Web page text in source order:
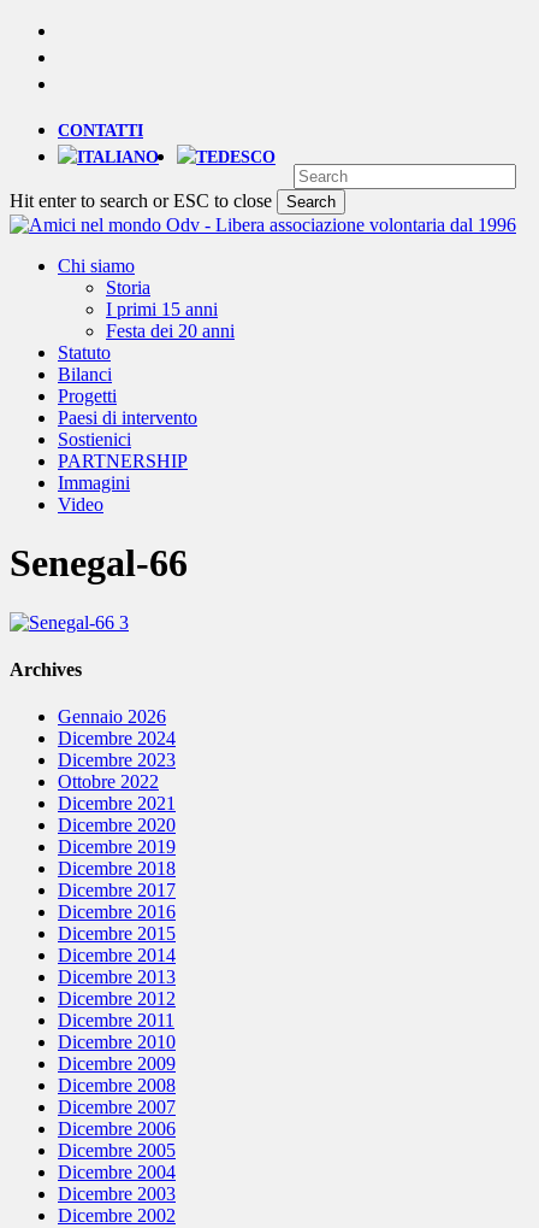
Skip
content
CONTATTI
Hit enter to search or ESC to close Search
Close
Menu
Chi siamo
Storia
I primi 15 anni
Festa dei 20 anni
Statuto
Bilanci
Progetti
Paesi di intervento
Sostienici
PARTNERSHIP
Immagini
Video
Senegal-66
Archives
Gennaio 2026
Dicembre 2024
Dicembre 2023
Ottobre 2022
Dicembre 2021
Dicembre 2020
Dicembre 2019
Dicembre 2018
Dicembre 2017
Dicembre 2016
Dicembre 2015
Dicembre 2014
Dicembre 2013
Dicembre 2012
Dicembre 2011
Dicembre 2010
Dicembre 2009
Dicembre 2008
Dicembre 2007
Dicembre 2006
Dicembre 2005
Dicembre 2004
Dicembre 2003
Dicembre 2002